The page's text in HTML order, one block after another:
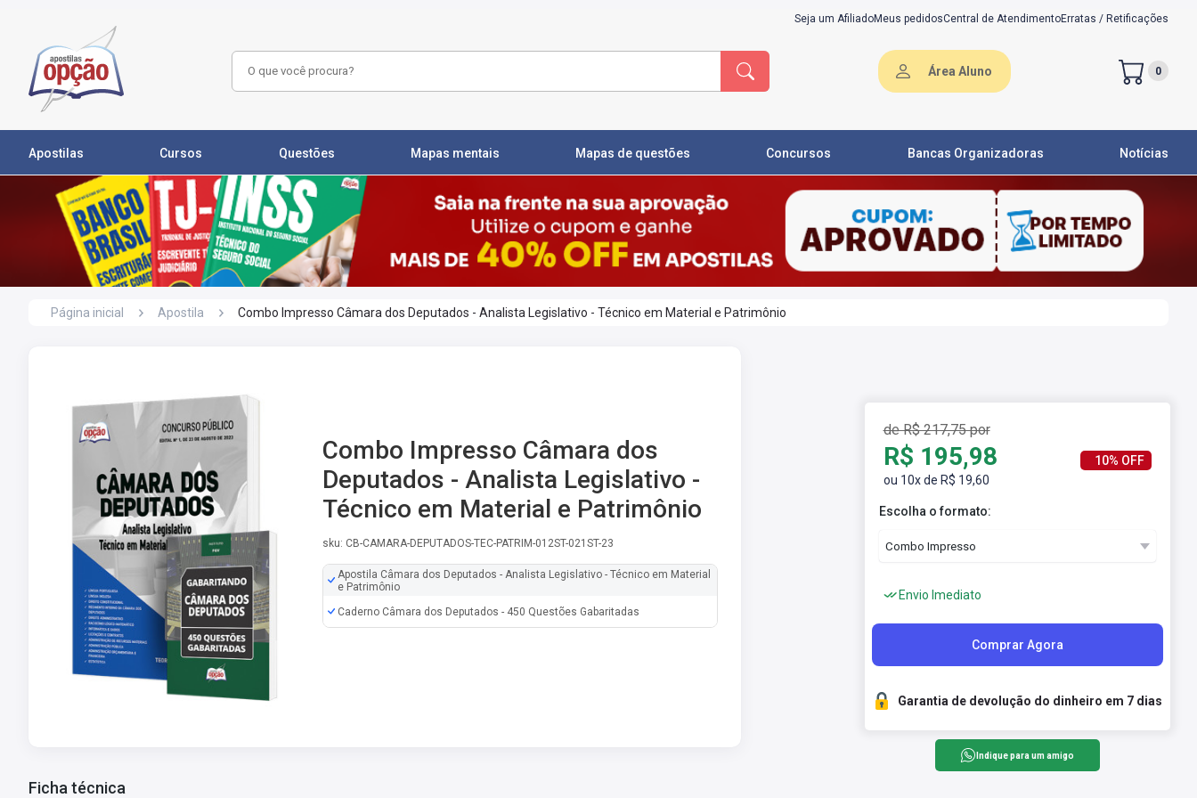
Seja um AfiliadoMeus pedidosCentral de AtendimentoErratas / Retificações
Área Aluno 0
Apostilas Cursos Questões Mapas mentais Mapas de questões Concursos Bancas Organizadoras Notícias
Página inicial Apostila Combo Impresso Câmara dos Deputados - Analista Legislativo - Técnico em Material e Patrimônio
Combo Impresso Câmara dos
Deputados - Analista Legislativo -
Técnico em Material e Patrimônio
sku: CB-CAMARA-DEPUTADOS-TEC-PATRIM-012ST-021ST-23
Apostila Câmara dos Deputados - Analista Legislativo - Técnico em Material
e Patrimônio
Caderno Câmara dos Deputados - 450 Questões Gabaritadas
Ficha técnica
de R$ 217,75 por
R$ 195,98
ou 10x de R$ 19,60
10% OFF
Escolha o formato:
Envio Imediato
Comprar Agora
Garantia de devolução do dinheiro em 7 dias
Indique para um amigo